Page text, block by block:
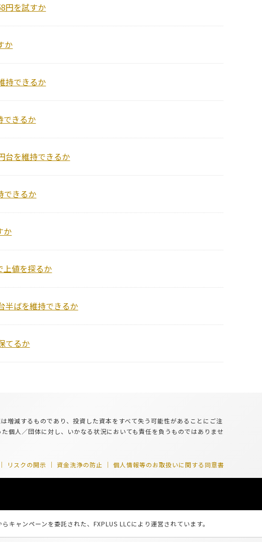
円を試すか
か
持できるか
できるか
台を維持できるか
できるか
か
上値を探るか
半ばを維持できるか
てるか
増減するものであり、投資した資本をすべて失う可能性があることにご注
個人／団体に対し、いかなる状況においても責任を負うものではありませ
リスクの開示 資金洗浄の防止 個人情報等のお取扱いに関する同意書
ャンペーンを委託された、FXPLUS LLCにより運営されています。